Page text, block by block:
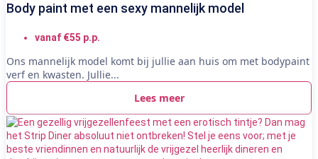
Body paint met een sexy mannelijk model
vanaf €55 p.p.
Ons mannelijk model komt bij jullie aan huis om met bodypaint
verf en kwasten. Jullie...
Lees meer